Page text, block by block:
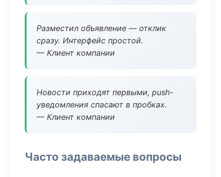
Разместил объявление — отклик
сразу. Интерфейс простой.
— Клиент компании
Новости приходят первыми, push-
уведомления спасают в пробках.
— Клиент компании
Часто задаваемые вопросы